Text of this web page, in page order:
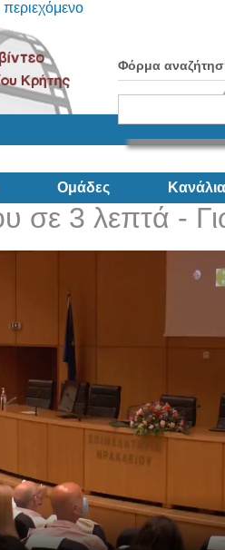
Φόρμα
Ομάδες Κανάλια
σε 3 λεπτά -